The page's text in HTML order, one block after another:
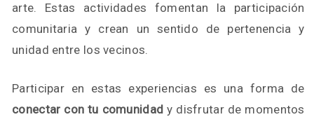
arte. Estas actividades fomentan la participación
comunitaria y crean un sentido de pertenencia y
unidad entre los vecinos.
Participar en estas experiencias es una forma de
conectar con tu comunidad y disfrutar de momentos